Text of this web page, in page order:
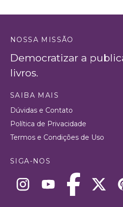
NOSSA MISSÃO
Democratizar a
livros.
SAIBA MAIS
Dúvidas e Contato
Política de Privacidade
Termos e Condições de Uso
SIGA-NOS